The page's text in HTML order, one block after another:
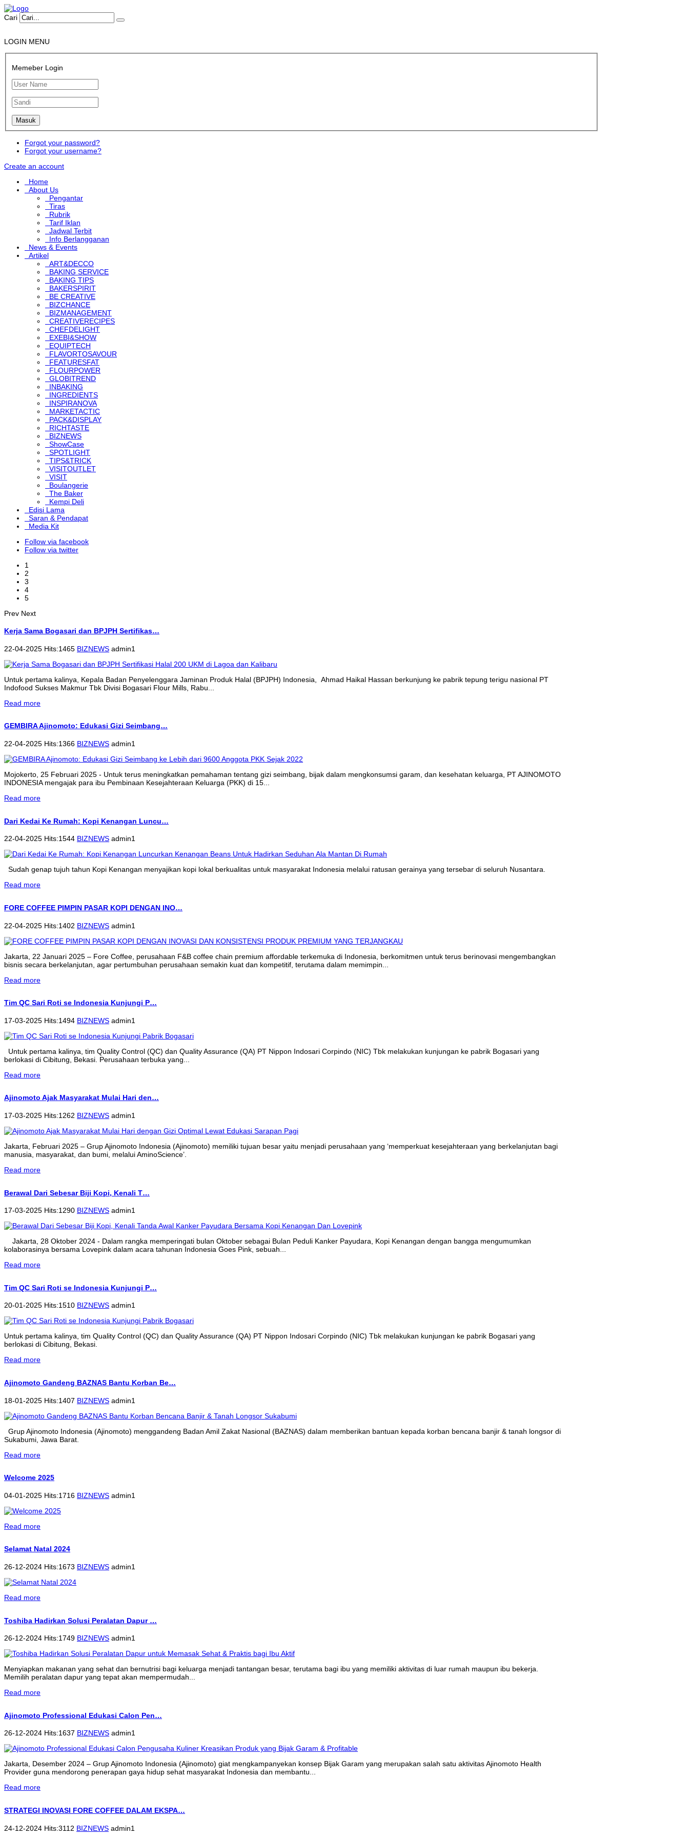
Cari
LOGIN MENU
Memeber Login
Forgot your password?
Forgot your username?
Create an account
Home
About Us
Pengantar
Tiras
Rubrik
Tarif Iklan
Jadwal Terbit
Info Berlangganan
News & Events
Artikel
ART&DECCO
BAKING SERVICE
BAKING TIPS
BAKERSPIRIT
BE CREATIVE
BIZCHANCE
BIZMANAGEMENT
CREATIVERECIPES
CHEFDELIGHT
EXEBI&SHOW
EQUIPTECH
FLAVORTOSAVOUR
FEATURESFAT
FLOURPOWER
GLOBITREND
INBAKING
INGREDIENTS
INSPIRANOVA
MARKETACTIC
PACK&DISPLAY
RICHTASTE
BIZNEWS
ShowCase
SPOTLIGHT
TIPS&TRICK
VISITOUTLET
VISIT
Boulangerie
The Baker
Kempi Deli
Edisi Lama
Saran & Pendapat
Media Kit
Follow via facebook
Follow via twitter
1
2
3
4
5
Prev Next
Kerja Sama Bogasari dan BPJPH Sertifikas…
22-04-2025 Hits:1465 BIZNEWS admin1
Untuk pertama kalinya, Kepala Badan Penyelenggara Jaminan Produk Halal (BPJPH) Indonesia, Ahmad Haikal Hassan berkunjung ke pabrik tepung terigu nasional PT
Indofood Sukses Makmur Tbk Divisi Bogasari Flour Mills, Rabu...
Read more
GEMBIRA Ajinomoto: Edukasi Gizi Seimbang…
22-04-2025 Hits:1366 BIZNEWS admin1
Mojokerto, 25 Februari 2025 - Untuk terus meningkatkan pemahaman tentang gizi seimbang, bijak dalam mengkonsumsi garam, dan kesehatan keluarga, PT AJINOMOTO
INDONESIA mengajak para ibu Pembinaan Kesejahteraan Keluarga (PKK) di 15...
Read more
Dari Kedai Ke Rumah: Kopi Kenangan Luncu…
22-04-2025 Hits:1544 BIZNEWS admin1
Sudah genap tujuh tahun Kopi Kenangan menyajikan kopi lokal berkualitas untuk masyarakat Indonesia melalui ratusan gerainya yang tersebar di seluruh Nusantara.
Read more
FORE COFFEE PIMPIN PASAR KOPI DENGAN INO…
22-04-2025 Hits:1402 BIZNEWS admin1
Jakarta, 22 Januari 2025 – Fore Coffee, perusahaan F&B coffee chain premium affordable terkemuka di Indonesia, berkomitmen untuk terus berinovasi mengembangkan
bisnis secara berkelanjutan, agar pertumbuhan perusahaan semakin kuat dan kompetitif, terutama dalam memimpin...
Read more
Tim QC Sari Roti se Indonesia Kunjungi P…
17-03-2025 Hits:1494 BIZNEWS admin1
Untuk pertama kalinya, tim Quality Control (QC) dan Quality Assurance (QA) PT Nippon Indosari Corpindo (NIC) Tbk melakukan kunjungan ke pabrik Bogasari yang
berlokasi di Cibitung, Bekasi. Perusahaan terbuka yang...
Read more
Ajinomoto Ajak Masyarakat Mulai Hari den…
17-03-2025 Hits:1262 BIZNEWS admin1
Jakarta, Februari 2025 – Grup Ajinomoto Indonesia (Ajinomoto) memiliki tujuan besar yaitu menjadi perusahaan yang ‘memperkuat kesejahteraan yang berkelanjutan bagi
manusia, masyarakat, dan bumi, melalui AminoScience’.
Read more
Berawal Dari Sebesar Biji Kopi, Kenali T…
17-03-2025 Hits:1290 BIZNEWS admin1
Jakarta, 28 Oktober 2024 - Dalam rangka memperingati bulan Oktober sebagai Bulan Peduli Kanker Payudara, Kopi Kenangan dengan bangga mengumumkan
kolaborasinya bersama Lovepink dalam acara tahunan Indonesia Goes Pink, sebuah...
Read more
Tim QC Sari Roti se Indonesia Kunjungi P…
20-01-2025 Hits:1510 BIZNEWS admin1
Untuk pertama kalinya, tim Quality Control (QC) dan Quality Assurance (QA) PT Nippon Indosari Corpindo (NIC) Tbk melakukan kunjungan ke pabrik Bogasari yang
berlokasi di Cibitung, Bekasi.
Read more
Ajinomoto Gandeng BAZNAS Bantu Korban Be…
18-01-2025 Hits:1407 BIZNEWS admin1
Grup Ajinomoto Indonesia (Ajinomoto) menggandeng Badan Amil Zakat Nasional (BAZNAS) dalam memberikan bantuan kepada korban bencana banjir & tanah longsor di
Sukabumi, Jawa Barat.
Read more
Welcome 2025
04-01-2025 Hits:1716 BIZNEWS admin1
Read more
Selamat Natal 2024
26-12-2024 Hits:1673 BIZNEWS admin1
Read more
Toshiba Hadirkan Solusi Peralatan Dapur …
26-12-2024 Hits:1749 BIZNEWS admin1
Menyiapkan makanan yang sehat dan bernutrisi bagi keluarga menjadi tantangan besar, terutama bagi ibu yang memiliki aktivitas di luar rumah maupun ibu bekerja.
Memilih peralatan dapur yang tepat akan mempermudah...
Read more
Ajinomoto Professional Edukasi Calon Pen…
26-12-2024 Hits:1637 BIZNEWS admin1
Jakarta, Desember 2024 – Grup Ajinomoto Indonesia (Ajinomoto) giat mengkampanyekan konsep Bijak Garam yang merupakan salah satu aktivitas Ajinomoto Health
Provider guna mendorong penerapan gaya hidup sehat masyarakat Indonesia dan membantu...
Read more
STRATEGI INOVASI FORE COFFEE DALAM EKSPA…
24-12-2024 Hits:3112 BIZNEWS admin1